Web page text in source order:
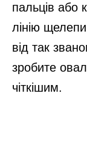
пальців або
лінію
від так
зробите
чіткішим.